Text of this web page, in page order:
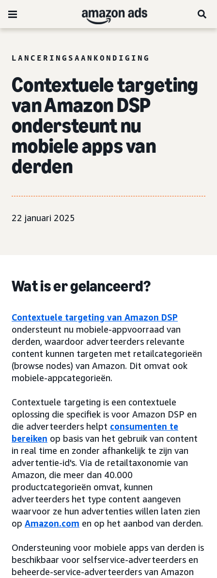
LANCERINGSAANKONDIGING
Contextuele targeting
van Amazon DSP
ondersteunt nu
mobiele apps van
derden
22 januari 2025
Wat is er gelanceerd?
Contextuele targeting van Amazon DSP
ondersteunt nu mobiele-appvoorraad van
derden, waardoor adverteerders relevante
content kunnen targeten met retailcategorieën
(browse nodes) van Amazon. Dit omvat ook
mobiele-appcategorieën.
Contextuele targeting is een contextuele
oplossing die specifiek is voor Amazon DSP en
die adverteerders helpt consumenten te
bereiken op basis van het gebruik van content
in real time en zonder afhankelijk te zijn van
advertentie-id's. Via de retailtaxonomie van
Amazon, die meer dan 40.000
productcategorieën omvat, kunnen
adverteerders het type content aangeven
waarvoor ze hun advertenties willen laten zien
op Amazon.com en op het aanbod van derden.
Ondersteuning voor mobiele apps van derden is
beschikbaar voor selfservice-adverteerders en
beheerde-service-adverteerders van Amazon